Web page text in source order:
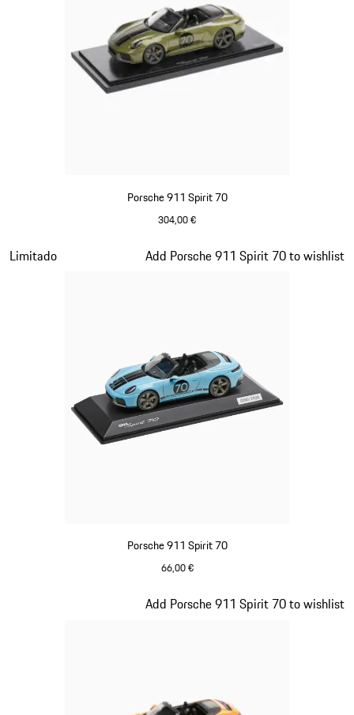
Porsche 911 Spirit 70
304,00 €
Porsche 911 Spirit 70
66,00 €
Limitado Add Porsche 911 Spirit 70 to wishlist
Diapositiva 15 de 20
Add Porsche 911 Spirit 70 to wishlist